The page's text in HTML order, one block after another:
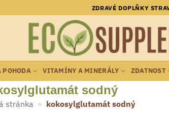
ZDRAVÉ DOPLŇKY
POHODA VITAMÍNY A MINERÁLY ZDATNOST
sodný
stránka » kokosylglutamát sodný